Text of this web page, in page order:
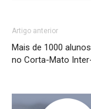
Artigo anterior
Mais de 1000
no Corta-Mato